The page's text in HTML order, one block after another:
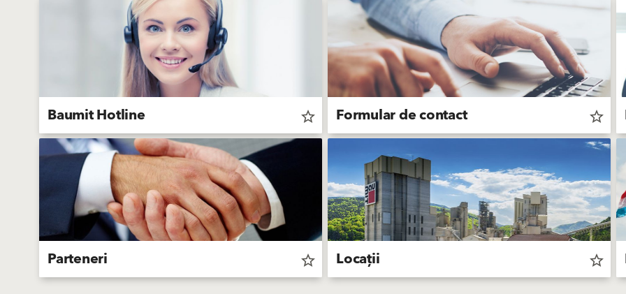
Baumit Hotline star_border Formular de contact star_border
Parteneri star_border Locații star_border